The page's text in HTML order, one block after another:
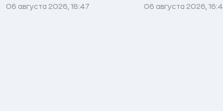
06 августа 2026, 18:47 06 августа 2026,